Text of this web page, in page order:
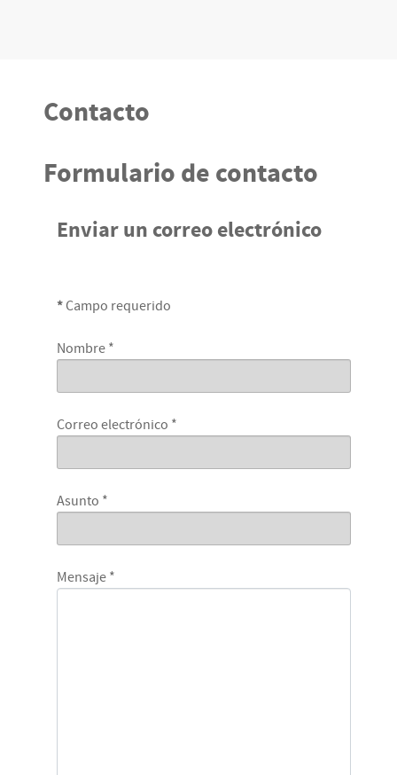
Contacto
Formulario de contacto
Enviar un correo electrónico
* Campo requerido
Nombre *
Correo electrónico *
Asunto *
Mensaje *